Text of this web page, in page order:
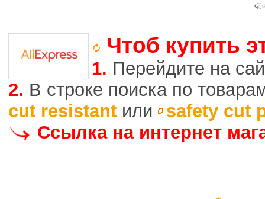
Чтоб купить
1. Перейдите на
2. В строке поиска по
cut resistant или
safety cut
Ссылка на интернет